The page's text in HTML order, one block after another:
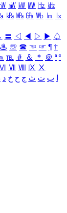
㎽ ㎾ ㎿ ㎐ ㎑
㎪ ㎫ ㎬ ㏝ ㏐
㏓
〓 ◁ ◀ ▷ ▶ ♤
♨ ☏ ☎ ☜ ☞ ¶ †
℡ ＃ ＆ ＊ ＠ ª º
Ⅵ Ⅶ Ⅷ Ⅸ Ⅹ
ب ت ث ج ح خ د